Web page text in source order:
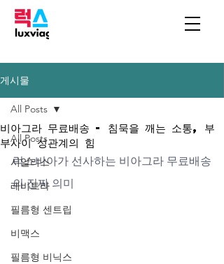
게시물
All Posts
시알리스
레비트라
필름형 센트립
비맥스
필름형 비닉스
All Posts
비아그라 무료배송 - 침묵을 깨는 소통, 부
부사이 성관계의 힘
럭스비아가 선사하는 비아그라 무료배송
의 진짜 의미